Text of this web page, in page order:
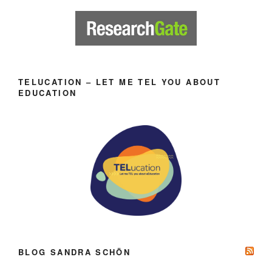
TELUCATION – LET ME TEL YOU ABOUT
EDUCATION
BLOG SANDRA SCHÖN